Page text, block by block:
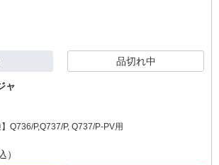
品切れ中
ャ
Q736/P,Q737/P, Q737/P-PV用
）